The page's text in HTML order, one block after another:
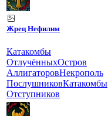
Жрец Нефилим
Катакомбы
ОтлучённыхОстров
АллигаторовНекрополь
ПослушниковКатакомбы
Отступников